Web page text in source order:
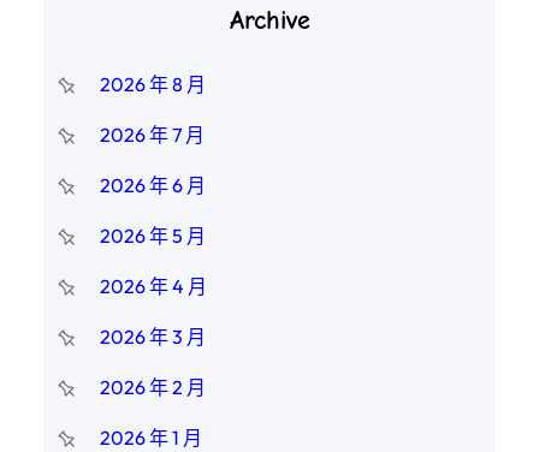
Archive
2026 年 8 月
2026 年 7 月
2026 年 6 月
2026 年 5 月
2026 年 4 月
2026 年 3 月
2026 年 2 月
2026 年 1 月